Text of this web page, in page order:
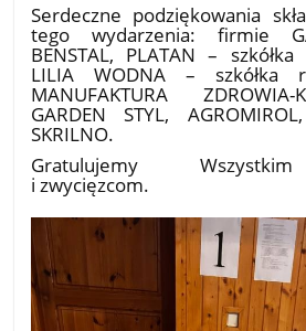
Serdeczne podziękowania
tego wydarzenia: firmie
BENSTAL, PLATAN –
LILIA WODNA – szkółka
MANUFAKTURA
GARDEN STYL,
SKRILNO.
Gratulujemy
i zwycięzcom.